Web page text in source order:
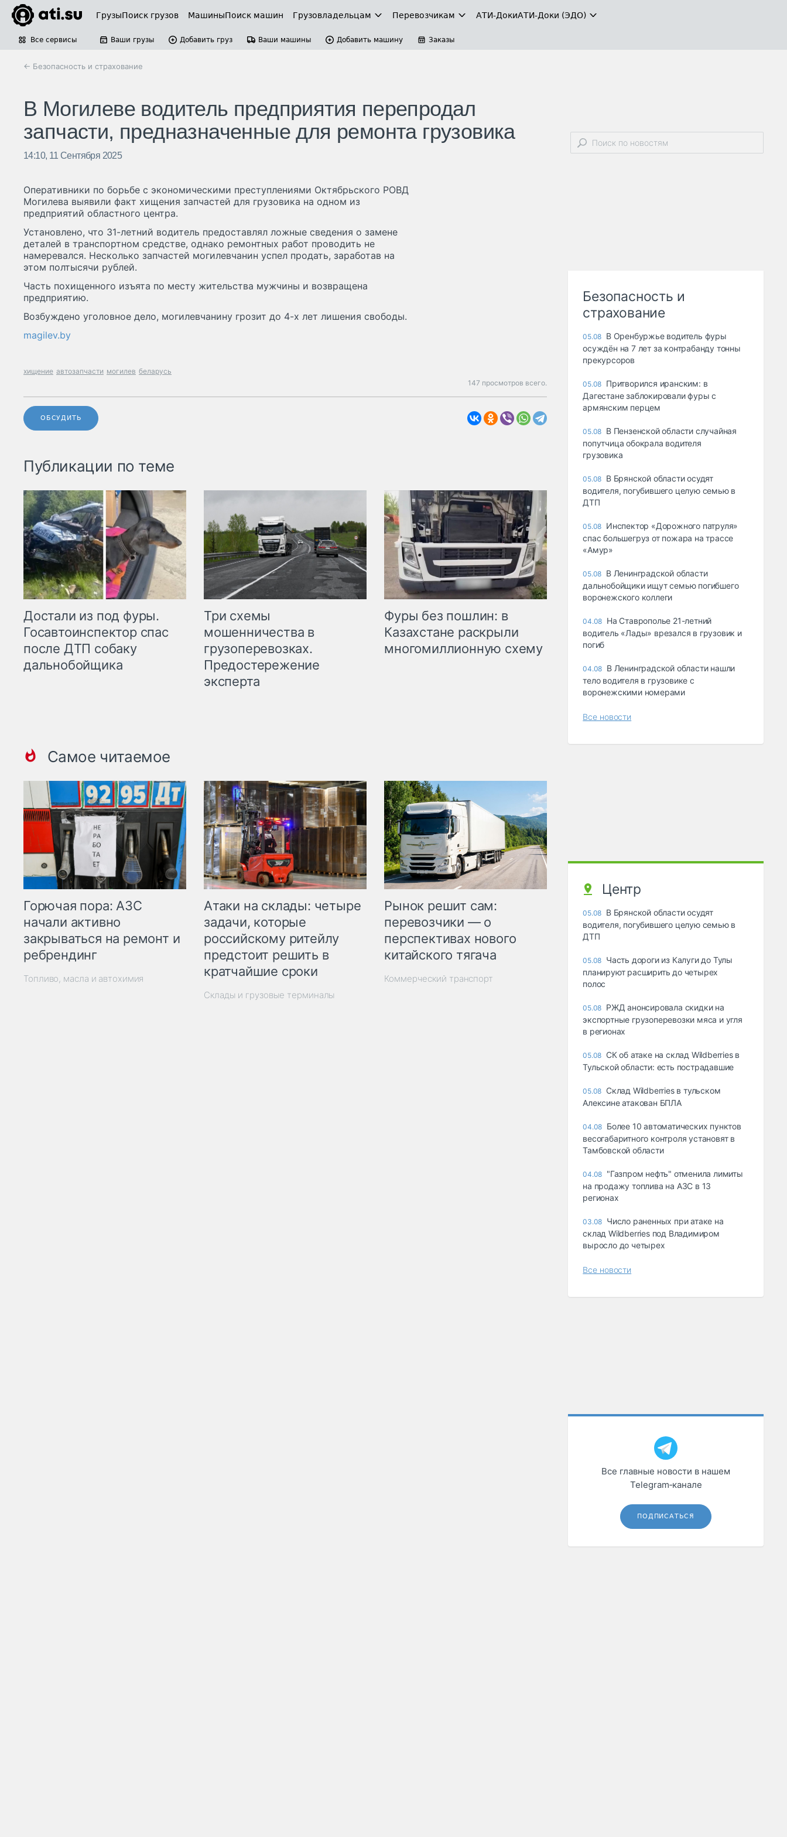
ГрузыПоиск грузов МашиныПоиск машин Грузовладельцам Перевозчикам АТИ-ДокиАТИ-Доки (ЭДО)
Все сервисы Ваши грузы Добавить груз Ваши машины Добавить машину Заказы
← Безопасность и страхование
В Могилеве водитель предприятия перепродал
запчасти, предназначенные для ремонта грузовика
14:10, 11 Сентября 2025
Оперативники по борьбе с экономическими преступлениями Октябрьского РОВД
Могилева выявили факт хищения запчастей для грузовика на одном из
предприятий областного центра.
Установлено, что 31-летний водитель предоставлял ложные сведения о замене
деталей в транспортном средстве, однако ремонтных работ проводить не
намеревался. Несколько запчастей могилевчанин успел продать, заработав на
этом полтысячи рублей.
Часть похищенного изъята по месту жительства мужчины и возвращена
предприятию.
Возбуждено уголовное дело, могилевчанину грозит до 4-х лет лишения свободы.
magilev.by
хищение автозапчасти могилев беларусь
147 просмотров всего.
ОБСУДИТЬ
Публикации по теме
Достали из под фуры.
Госавтоинспектор спас
после ДТП собаку
дальнобойщика
Три схемы
мошенничества в
грузоперевозках.
Предостережение
эксперта
Фуры без пошлин: в
Казахстане раскрыли
многомиллионную схему
Самое читаемое
Горючая пора: АЗС
начали активно
закрываться на ремонт и
ребрендинг
Топливо, масла и автохимия
Атаки на склады: четыре
задачи, которые
российскому ритейлу
предстоит решить в
кратчайшие сроки
Склады и грузовые терминалы
Рынок решит сам:
перевозчики — о
перспективах нового
китайского тягача
Коммерческий транспорт
Безопасность и
страхование
05.08 В Оренбуржье водитель фуры
осуждён на 7 лет за контрабанду тонны
прекурсоров
05.08 Притворился иранским: в
Дагестане заблокировали фуры с
армянским перцем
05.08 В Пензенской области случайная
попутчица обокрала водителя
грузовика
05.08 В Брянской области осудят
водителя, погубившего целую семью в
ДТП
05.08 Инспектор «Дорожного патруля»
спас большегруз от пожара на трассе
«Амур»
05.08 В Ленинградской области
дальнобойщики ищут семью погибшего
воронежского коллеги
04.08 На Ставрополье 21-летний
водитель «Лады» врезался в грузовик и
погиб
04.08 В Ленинградской области нашли
тело водителя в грузовике с
воронежскими номерами
Все новости
Центр
05.08 В Брянской области осудят
водителя, погубившего целую семью в
ДТП
05.08 Часть дороги из Калуги до Тулы
планируют расширить до четырех
полос
05.08 РЖД анонсировала скидки на
экспортные грузоперевозки мяса и угля
в регионах
05.08 СК об атаке на склад Wildberries в
Тульской области: есть пострадавшие
05.08 Склад Wildberries в тульском
Алексине атакован БПЛА
04.08 Более 10 автоматических пунктов
весогабаритного контроля установят в
Тамбовской области
04.08 "Газпром нефть" отменила лимиты
на продажу топлива на АЗС в 13
регионах
03.08 Число раненных при атаке на
склад Wildberries под Владимиром
выросло до четырех
Все новости
Все главные новости в нашем
Telegram‑канале
ПОДПИСАТЬСЯ